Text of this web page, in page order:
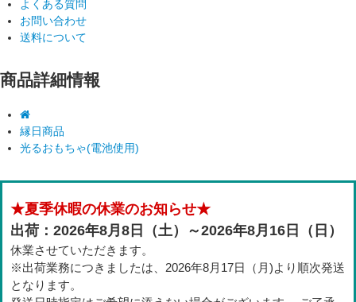
よくある質問
お問い合わせ
送料について
商品詳細情報
縁日商品
光るおもちゃ(電池使用)
★夏季休暇の休業のお知らせ★
出荷：2026年8月8日（土）～2026年8月16日（日）
休業させていただきます。
※出荷業務につきましたは、2026年8月17日（月)より順次発送
となります。